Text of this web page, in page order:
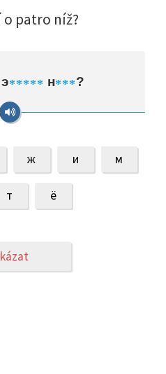
patro níž?
э***** н***?
ж и м
т ё